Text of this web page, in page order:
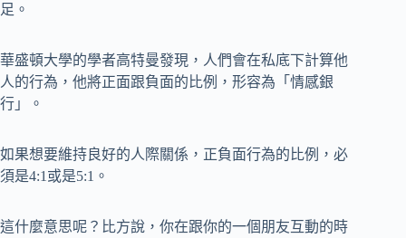
足。
華盛頓大學的學者高特曼發現，人們會在私底下計算他
人的行為，他將正面跟負面的比例，形容為「情感銀
行」。
如果想要維持良好的人際關係，正負面行為的比例，必
須是4:1或是5:1。
這什麼意思呢？比方說，你在跟你的一個朋友互動的時